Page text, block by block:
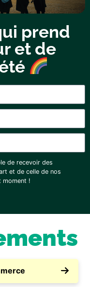
prend
et de
de recevoir des
et de celle de nos
moment !